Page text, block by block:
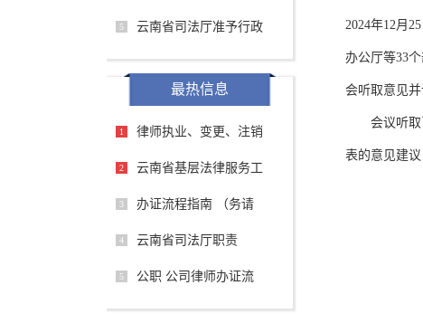
5 云南省司法厅准予行政
最热信息
1 律师执业、变更、注销
2 云南省基层法律服务工
3 办证流程指南 （务请
4 云南省司法厅职责
5 公职 公司律师办证流
2024年12月
办公厅等33
会听取意见并
会议听
表的意见建